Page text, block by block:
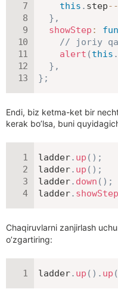
this . step--
} ,
showStep :
// joriy
alert (this .
} ,
} ;
Endi, biz ketma-ket bir
kerak bo’lsa, buni
ladder. up ( ) ;
ladder. up ( ) ;
ladder. down ( ) ;
ladder. showStep
Chaqiruvlarni zanjirlash
o’zgartiring:
ladder. up ( ) . up (